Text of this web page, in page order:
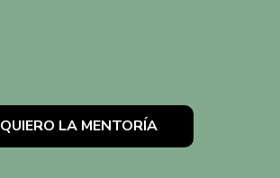
QUIERO LA MENTORÍA